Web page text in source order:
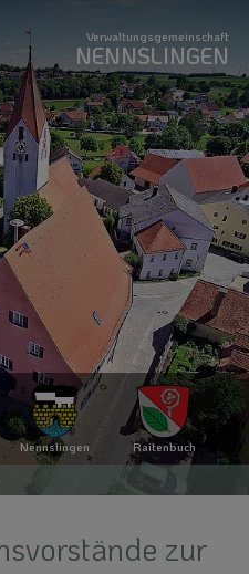
Verwaltungsgemeinschaft
NENNSLINGEN
Nennslingen Raitenbuch
zur